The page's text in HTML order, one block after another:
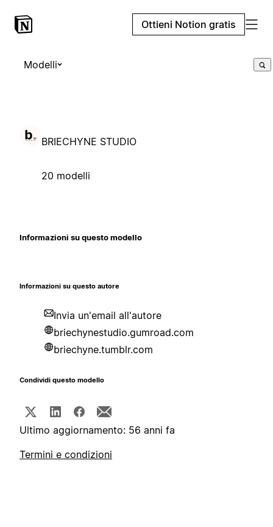
Ottieni Notion gratis
Modelli
BRIECHYNE STUDIO
20 modelli
Informazioni su questo modello
Informazioni su questo autore
Invia un'email all'autore
briechynestudio.gumroad.com
briechyne.tumblr.com
Condividi questo modello
Ultimo aggiornamento: 56 anni fa
Termini e condizioni